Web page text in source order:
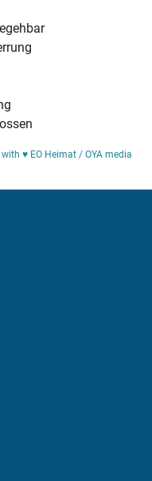
with ♥ EO Heimat / OYA media